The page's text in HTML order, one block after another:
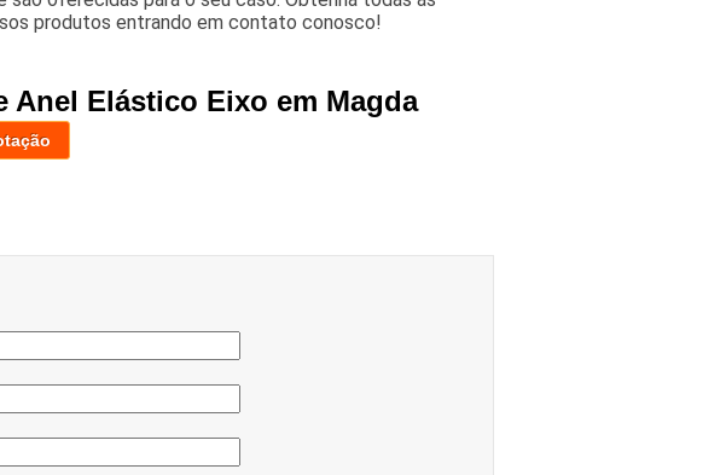
produtos entrando em contato conosco!
Anel Elástico Eixo em Magda